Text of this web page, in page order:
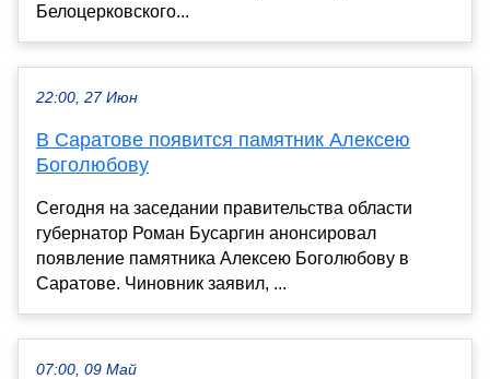
Белоцерковского...
22:00, 27 Июн
В Саратове появится памятник Алексею
Боголюбову
Сегодня на заседании правительства области
губернатор Роман Бусаргин анонсировал
появление памятника Алексею Боголюбову в
Саратове. Чиновник заявил, ...
07:00, 09 Май